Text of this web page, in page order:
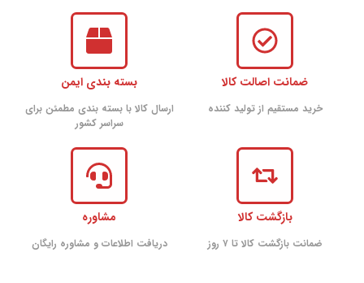
ضمانت اصالت کالا
خرید مستقیم از تولید کننده
بسته بندی ایمن
ارسال کالا با بسته بندی مطمئن برای
سراسر کشور
بازگشت کالا
ضمانت بازگشت کالا تا ۷ روز
مشاوره
دریافت اطلاعات و مشاوره رایگان